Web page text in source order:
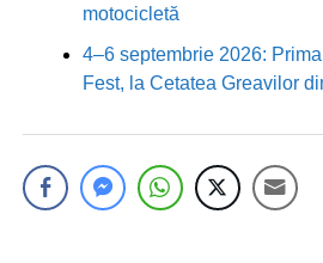
motocicletă
4–6 septembrie 2026:
Fest, la Cetatea Greavilor